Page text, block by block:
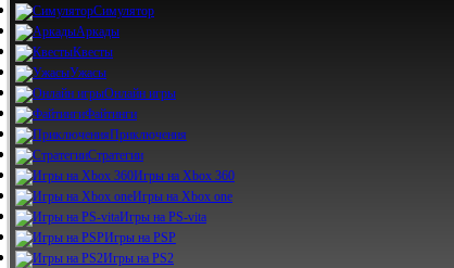
Симулятор
Аркады
Квесты
Ужасы
Онлайн игры
Файтинги
Приключения
Стратегии
Игры на Xbox 360
Игры на Xbox one
Игры на PS-vita
Игры на PSP
Игры на PS2